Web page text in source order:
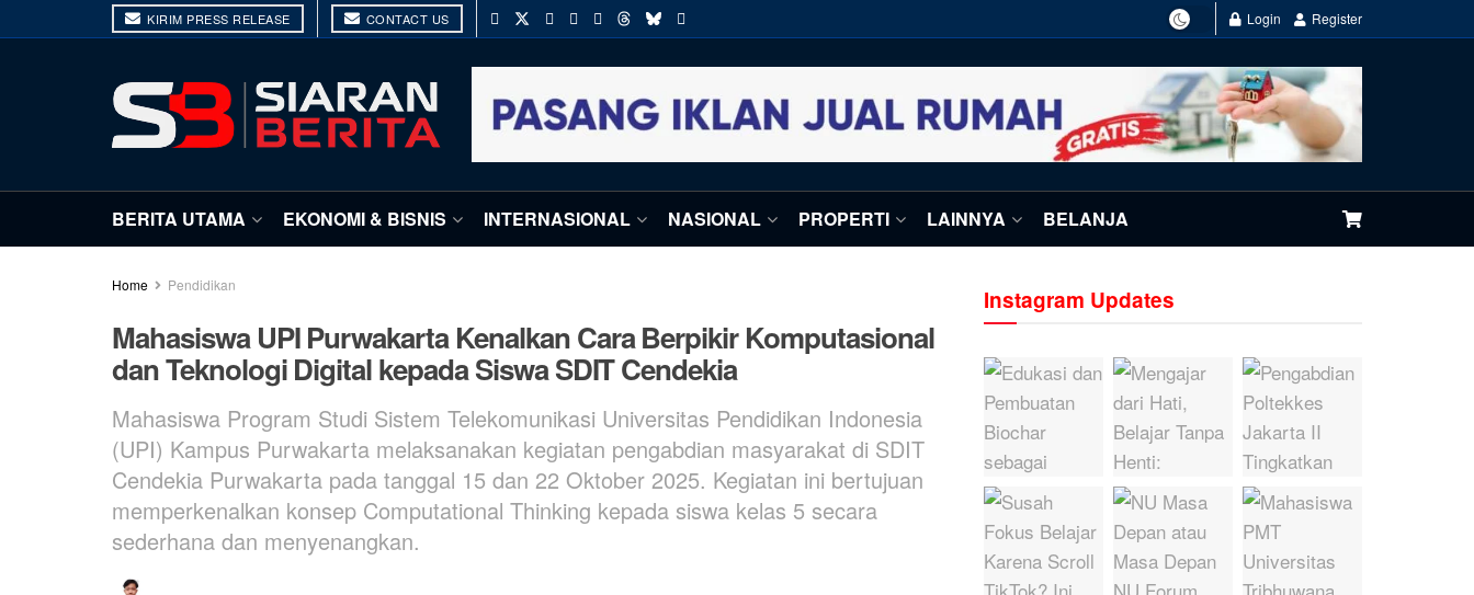
KIRIM PRESS RELEASE CONTACT US Login Register
BERITA UTAMA EKONOMI & BISNIS INTERNASIONAL NASIONAL PROPERTI LAINNYA BELANJA
Home Pendidikan
Mahasiswa UPI Purwakarta Kenalkan Cara Berpikir Komputasional
dan Teknologi Digital kepada Siswa SDIT Cendekia
Mahasiswa Program Studi Sistem Telekomunikasi Universitas Pendidikan Indonesia
(UPI) Kampus Purwakarta melaksanakan kegiatan pengabdian masyarakat di SDIT
Cendekia Purwakarta pada tanggal 15 dan 22 Oktober 2025. Kegiatan ini bertujuan
memperkenalkan konsep Computational Thinking kepada siswa kelas 5 secara
sederhana dan menyenangkan.
Instagram Updates